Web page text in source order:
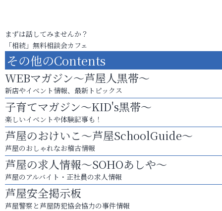
まずは話してみませんか？
「相続」無料相談会カフェ
その他のContents
WEBマガジン～芦屋人黒帯～
新店やイベント情報、最新トピックス
子育てマガジン～KID's黒帯～
楽しいイベントや体験記事も！
芦屋のおけいこ～芦屋SchoolGuide～
芦屋のおしゃれなお稽古情報
芦屋の求人情報～SOHOあしや～
芦屋のアルバイト・正社員の求人情報
芦屋安全掲示板
芦屋警察と芦屋防犯協会協力の事件情報